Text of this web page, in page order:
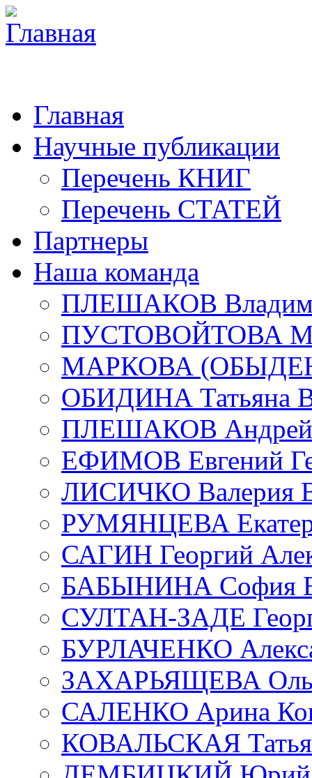
Главная
Научные публикации
Перечень КНИГ
Перечень СТАТЕЙ
Партнеры
Наша команда
ПЛЕШАКОВ
ПУСТОВОЙТОВА
МАРКОВА
ОБИДИНА Татьяна
ПЛЕШАКОВ Андрей
ЕФИМОВ Евгений
ЛИСИЧКО Валерия
РУМЯНЦЕВА
САГИН Георгий
БАБЫНИНА София
СУЛТАН-ЗАДЕ
БУРЛАЧЕНКО
ЗАХАРЬЯЩЕВА
САЛЕНКО Арина
КОВАЛЬСКАЯ